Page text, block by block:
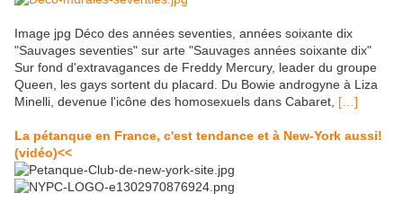
Image jpg Déco des années seventies, années soixante dix
"Sauvages seventies" sur arte "Sauvages années soixante dix"
Sur fond d'extravagances de Freddy Mercury, leader du groupe
Queen, les gays sortent du placard. Du Bowie androgyne à Liza
Minelli, devenue l'icône des homosexuels dans Cabaret, […]
La pétanque en France, c'est tendance et à New-York aussi!
(vidéo)<<